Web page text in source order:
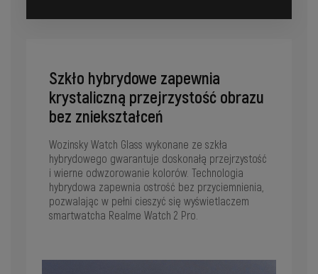
Szkło hybrydowe zapewnia
krystaliczną przejrzystość obrazu
bez zniekształceń
Wozinsky Watch Glass wykonane ze szkła
hybrydowego gwarantuje doskonałą przejrzystość
i wierne odwzorowanie kolorów. Technologia
hybrydowa zapewnia ostrość bez przyciemnienia,
pozwalając w pełni cieszyć się wyświetlaczem
smartwatcha Realme Watch 2 Pro.